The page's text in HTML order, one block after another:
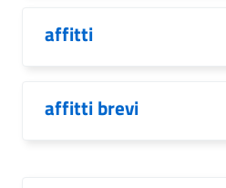
affitti
affitti brevi